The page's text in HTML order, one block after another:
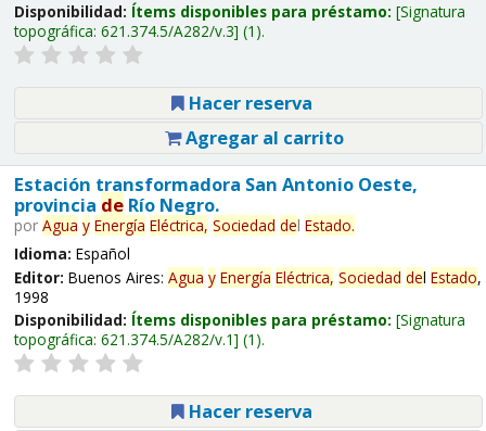
Disponibilidad: Ítems disponibles para préstamo: Signatura
topográfica: 621.374.5/A282/v.3 (1).
Hacer reserva
Agregar al carrito
Estación transformadora San Antonio Oeste,
provincia deRío Negro.
por Agua y Energía Eléctrica, Sociedad del Estado.
Idioma: Español
Editor: Buenos Aires: Agua y Energía Eléctrica, Sociedad del Estado,
1998
Disponibilidad: Ítems disponibles para préstamo: Signatura
topográfica: 621.374.5/A282/v.1 (1).
Hacer reserva